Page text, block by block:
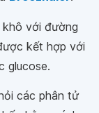
với đường
kết hợp với
glucose.
các phân tử